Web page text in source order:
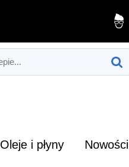
Oleje i płyny Nowości